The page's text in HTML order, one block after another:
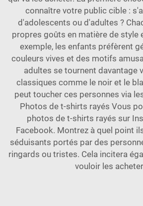
connaître votre public cible :
d'adolescents ou d'adultes ?
propres goûts en matière de style
exemple, les enfants préfèrent
couleurs vives et des motifs
adultes se tournent davantage
classiques comme le noir et le
peut toucher ces personnes via
Photos de t-shirts rayés Vous
photos de t-shirts rayés sur
Facebook. Montrez à quel point
séduisants portés par des
ringards ou tristes. Cela incitera
vouloir les